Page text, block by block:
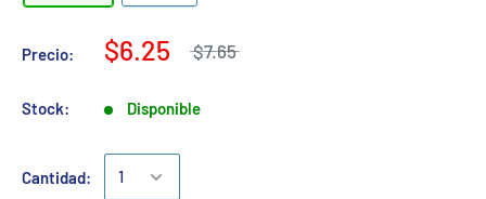
Precio: $6.25 $7.65
Stock: Disponible
Cantidad: